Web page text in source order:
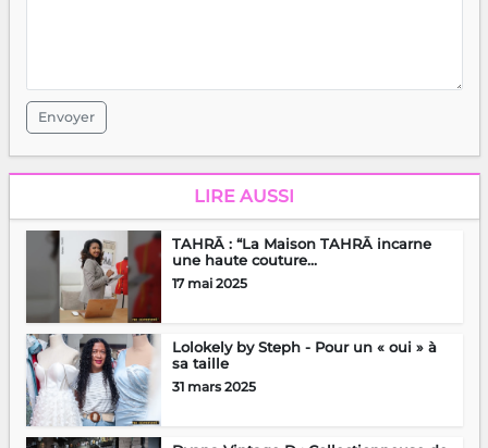
Envoyer
LIRE AUSSI
TAHRĀ : “La Maison TAHRĀ incarne
une haute couture...
17 mai 2025
Lolokely by Steph - Pour un « oui » à
sa taille
31 mars 2025